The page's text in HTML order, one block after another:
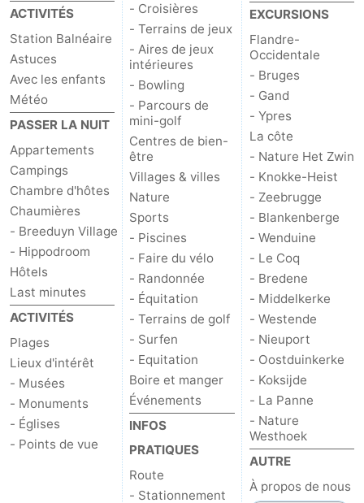
ACTIVITÉS
Station Balnéaire
Astuces
Avec les enfants
Météo
PASSER LA NUIT
Appartements
Campings
Chambre d'hôtes
Chaumières
- Breeduyn Village
- Hippodroom
Hôtels
Last minutes
ACTIVITÉS
Plages
Lieux d'intérêt
- Musées
- Monuments
- Églises
- Points de vue
- Croisières
- Terrains de jeux
- Aires de jeux
intérieures
- Bowling
- Parcours de
mini-golf
Centres de bien-
être
Villages & villes
Nature
Sports
- Piscines
- Faire du vélo
- Randonnée
- Équitation
- Terrains de golf
- Surfen
- Equitation
Boire et manger
Événements
INFOS
PRATIQUES
Route
- Stationnement
EXCURSIONS
Flandre-
Occidentale
- Bruges
- Gand
- Ypres
La côte
- Nature Het Zwin
- Knokke-Heist
- Zeebrugge
- Blankenberge
- Wenduine
- Le Coq
- Bredene
- Middelkerke
- Westende
- Nieuport
- Oostduinkerke
- Koksijde
- La Panne
- Nature
Westhoek
AUTRE
À propos de nous